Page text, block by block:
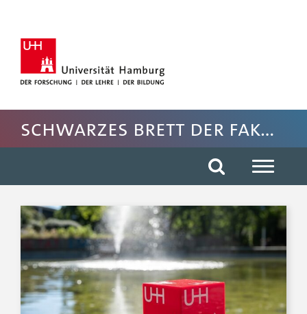
Rechte Spalte anspringen
Fussbereich der Seite anspringen
Schwarzes Brett der Fakultät EW